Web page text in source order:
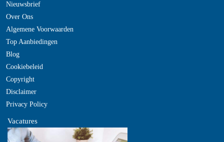
Nieuwsbrief
Over Ons
Algemene Voorwaarden
Top Aanbiedingen
Blog
Cookiebeleid
Copyright
Disclaimer
Privacy Policy
Vacatures